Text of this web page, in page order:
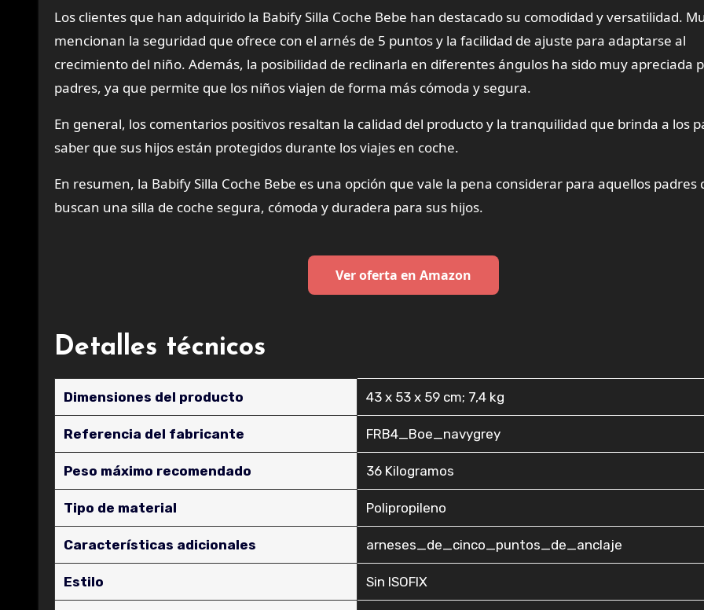
Los clientes que han adquirido la Babify Silla Coche Bebe han destacado su comodidad y versatilidad.
mencionan la seguridad que ofrece con el arnés de 5 puntos y la facilidad de ajuste para adaptarse al
crecimiento del niño. Además, la posibilidad de reclinarla en diferentes ángulos ha sido muy apreciada
padres, ya que permite que los niños viajen de forma más cómoda y segura.
En general, los comentarios positivos resaltan la calidad del producto y la tranquilidad que brinda a los
saber que sus hijos están protegidos durante los viajes en coche.
En resumen, la Babify Silla Coche Bebe es una opción que vale la pena considerar para aquellos padres
buscan una silla de coche segura, cómoda y duradera para sus hijos.
Ver oferta en Amazon
Detalles técnicos
Dimensiones del producto ‎43 x 53 x 59 cm; 7,4 kg
Referencia del fabricante ‎FRB4_Boe_navygrey
Peso máximo recomendado ‎36 Kilogramos
Tipo de material ‎Polipropileno
Características adicionales ‎arneses_de_cinco_puntos_de_anclaje
Estilo ‎Sin ISOFIX